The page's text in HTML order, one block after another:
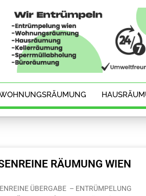
RÄUMUNG WIEN
ÜBERGABE – ENTRÜMPELUNG